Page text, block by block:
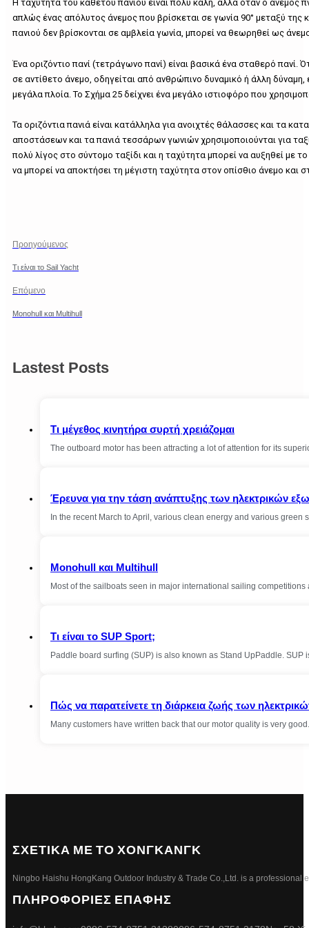
Η ταχύτητα του κάθετου πανιού είναι πολύ καλή, αλλά όταν ο άνεμος
απλώς ένας απόλυτος άνεμος που βρίσκεται σε γωνία 90° μεταξύ της
πανιού δεν βρίσκονται σε αμβλεία γωνία, μπορεί να θεωρηθεί ως
Ένα οριζόντιο πανί (τετράγωνο πανί) είναι βασικά ένα σταθερό
σε αντίθετο άνεμο, οδηγείται από ανθρώπινο δυναμικό ή άλλη
μεγάλα πλοία. Το Σχήμα 25 δείχνει ένα μεγάλο ιστιοφόρο που
Τα οριζόντια πανιά είναι κατάλληλα για ανοιχτές θάλασσες και τα
αποστάσεων και τα πανιά τεσσάρων γωνιών χρησιμοποιούνται για
πολύ λίγος στο σύντομο ταξίδι και η ταχύτητα μπορεί να αυξηθεί
να μπορεί να αποκτήσει τη μέγιστη ταχύτητα στον οπίσθιο άνεμο και
Προηγούμενος
Τι είναι το Sail Yacht
Επόμενο
Monohull και Multihull
Lastest Posts
Τι μέγεθος κινητήρα συρτή χρειάζομαι
The outboard motor has been attracting a lot of attention for its
Έρευνα για την τάση ανάπτυξης των ηλεκτρικών
In the recent March to April, various clean energy and various
Monohull και Multihull
Most of the sailboats seen in major international sailing
Τι είναι το SUP Sport;
Paddle board surfing (SUP) is also known as Stand UpPaddle.
Πώς να παρατείνετε τη διάρκεια ζωής των
Many customers have written back that our motor quality is very
ΣΧΕΤΙΚΑ ΜΕ ΤΟ ΧΟΝΓΚΑΝΓΚ
Ningbo Haishu HongKang Outdoor Industry & Trade Co.,Ltd. is a professional
ΠΛΗΡΟΦΟΡΙΕΣ ΕΠΑΦΗΣ